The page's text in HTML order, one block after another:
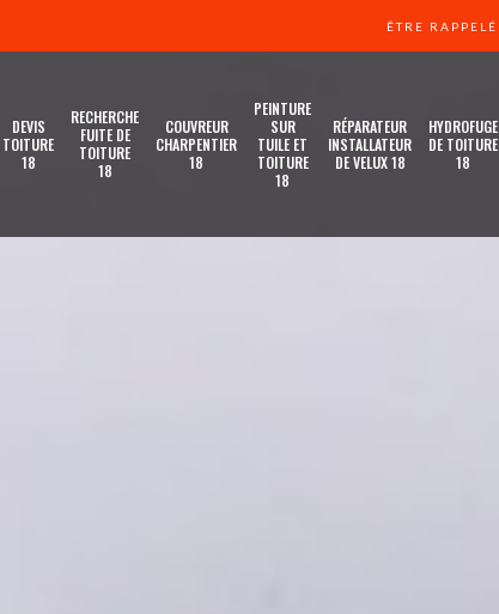
ÊTRE RAPPELÉ
DEVIS
TOITURE
18
RECHERCHE
FUITE DE
TOITURE
18
COUVREUR
CHARPENTIER
18
PEINTURE
SUR
TUILE ET
TOITURE
18
RÉPARATEUR
INSTALLATEUR
DE VELUX 18
HYDROFUGE
DE TOITURE
18